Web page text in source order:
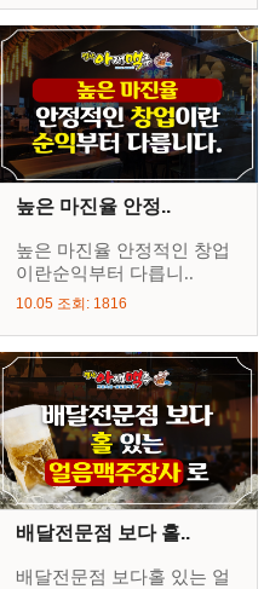
높은 마진율 안정..
높은 마진율 안정적인 창업
이란순익부터 다릅니..
10.05 조회: 1816
배달전문점 보다 홀..
배달전문점 보다홀 있는 얼